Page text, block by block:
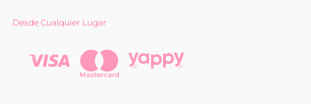
Desde Cualquier Lugar
Mastercard